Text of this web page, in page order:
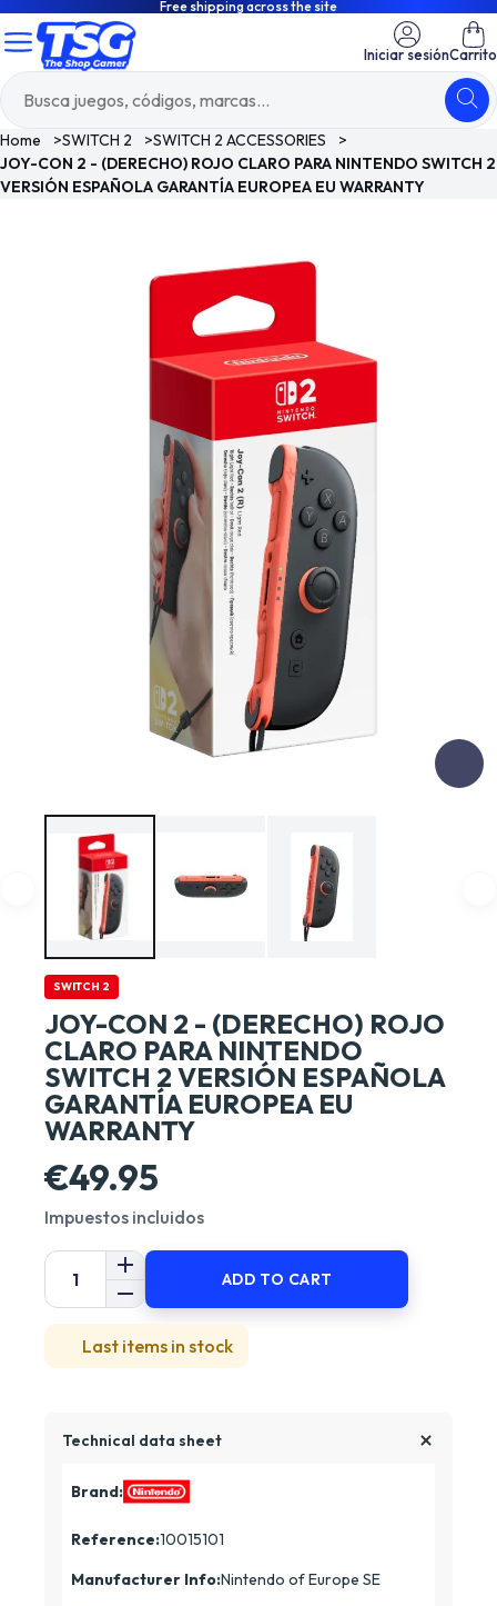
Free shipping across the site
Iniciar sesiónCarrito
Home >SWITCH 2 >SWITCH 2 ACCESSORIES
>
JOY-CON 2 - (DERECHO) ROJO CLARO PARA NINTENDO SWITCH 2
VERSIÓN ESPAÑOLA GARANTÍA EUROPEA EU WARRANTY
SWITCH 2
JOY-CON 2 - (DERECHO) ROJO
CLARO PARA NINTENDO
SWITCH 2 VERSIÓN ESPAÑOLA
GARANTÍA EUROPEA EU
WARRANTY
€49.95
Impuestos incluidos
ADD TO CART
Last items in stock
Technical data sheet
Brand:
Reference:10015101
Manufacturer Info:Nintendo of Europe SE